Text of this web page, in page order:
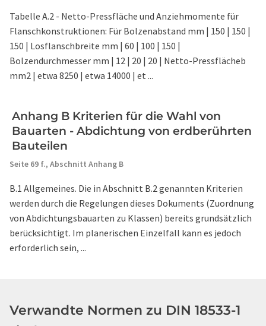
Tabelle A.2 - Netto-Pressfläche und Anziehmomente für
Flanschkonstruktionen: Für Bolzenabstand mm | 150 | 150 |
150 | Losflanschbreite mm | 60 | 100 | 150 |
Bolzendurchmesser mm | 12 | 20 | 20 | Netto-Pressflächeb
mm2 | etwa 8250 | etwa 14000 | et ...
Anhang B Kriterien für die Wahl von
Bauarten - Abdichtung von erdberührten
Bauteilen
Seite 69 f., Abschnitt Anhang B
B.1 Allgemeines. Die in Abschnitt B.2 genannten Kriterien
werden durch die Regelungen dieses Dokuments (Zuordnung
von Abdichtungsbauarten zu Klassen) bereits grundsätzlich
berücksichtigt. Im planerischen Einzelfall kann es jedoch
erforderlich sein, ...
Verwandte Normen zu DIN 18533-1